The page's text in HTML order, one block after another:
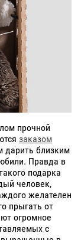
прочной
заказом
дарить близким
Правда в
подарка
человек,
желателен
прыгать от
огромное
с